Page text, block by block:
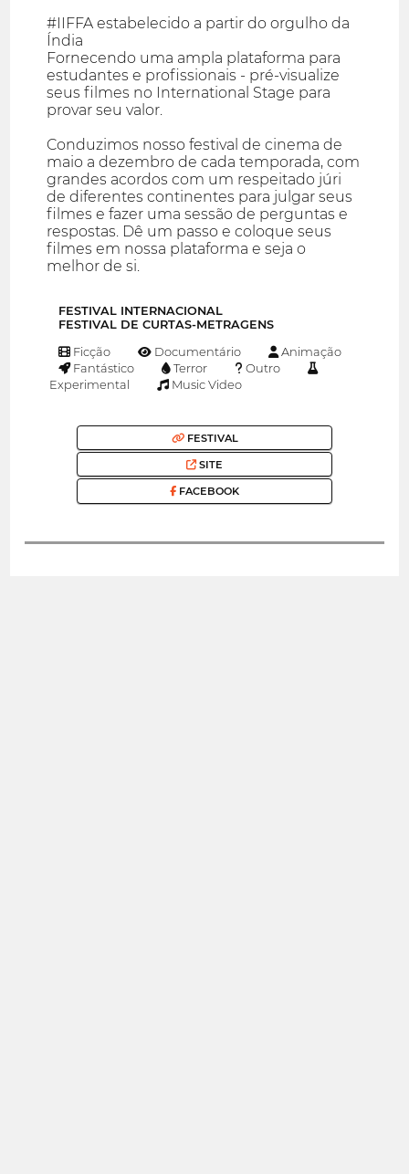
#IIFFA estabelecido a partir do orgulho da
Índia
Fornecendo uma ampla plataforma para
estudantes e profissionais - pré-visualize
seus filmes no International Stage para
provar seu valor.
Conduzimos nosso festival de cinema de
maio a dezembro de cada temporada, com
grandes acordos com um respeitado júri
de diferentes continentes para julgar seus
filmes e fazer uma sessão de perguntas e
respostas. Dê um passo e coloque seus
filmes em nossa plataforma e seja o
melhor de si.
FESTIVAL INTERNACIONAL
FESTIVAL DE CURTAS-METRAGENS
Ficção Documentário
Animação
Fantástico
Terror
Outro
Experimental
Music Video
FESTIVAL
SITE
FACEBOOK